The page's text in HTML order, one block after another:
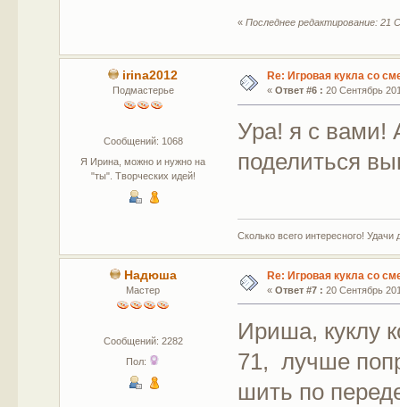
«Последнее редактирование: 21
irina2012
Подмастерье
Сообщений: 1068
Я Ирина, можно и нужно на
"ты". Творческих идей!
Re: Игровая кукла со
« Ответ #6 : 20 Сентябрь
Ура! я с
поделиться
Сколько всего интересного! Удачи
Надюша
Мастер
Сообщений: 2282
Пол:
Re: Игровая кукла со
« Ответ #7 : 20 Сентябрь
Ириша, куклу
71, лучше
шить по